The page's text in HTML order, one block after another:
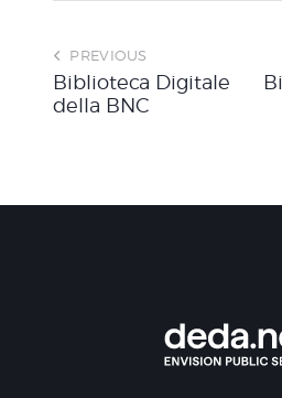
PREVIOUS
Biblioteca Digitale
della BNC